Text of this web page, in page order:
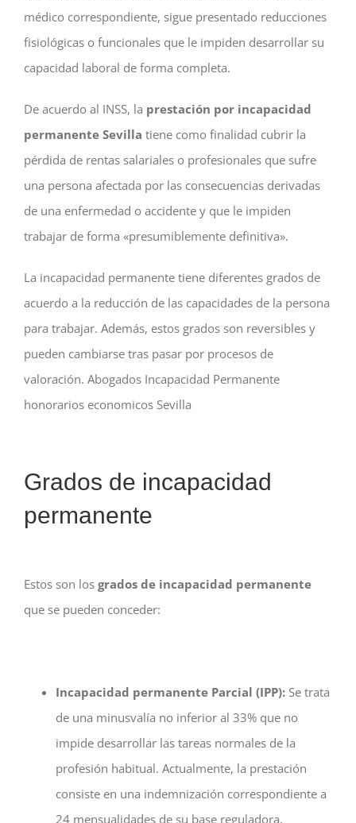
médico correspondiente, sigue presentado reducciones
fisiológicas o funcionales que le impiden desarrollar su
capacidad laboral de forma completa.
De acuerdo al INSS, la prestación por incapacidad
permanenteSevilla tiene como finalidad cubrir la
pérdida de rentas salariales o profesionales que sufre
una persona afectada por las consecuencias derivadas
de una enfermedad o accidente y que le impiden
trabajar de forma «presumiblemente definitiva».
La incapacidad permanente tiene diferentes grados de
acuerdo a la reducción de las capacidades de la persona
para trabajar. Además, estos grados son reversibles y
pueden cambiarse tras pasar por procesos de
valoración. Abogados Incapacidad Permanente
honorarios economicos Sevilla
Grados de incapacidad
permanente
Estos son los grados de incapacidad permanente
que se pueden conceder:
Incapacidad permanente Parcial (IPP):Se trata
de una minusvalía no inferior al 33% que no
impide desarrollar las tareas normales de la
profesión habitual. Actualmente, la prestación
consiste en una indemnización correspondiente a
24 mensualidades de su base reguladora.